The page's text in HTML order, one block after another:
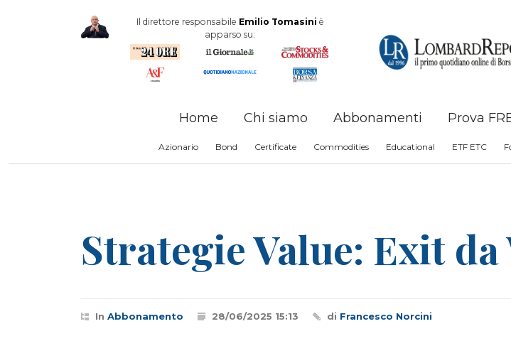
Il direttore responsabile Emilio Tomasini è
apparso su:
Home Chi siamo Abbonamenti Prova
Azionario Bond Certificate Commodities Educational ETF ETC
Strategie Value: Exit
In Abbonamento 28/06/2025 15:13 di Francesco Norcini